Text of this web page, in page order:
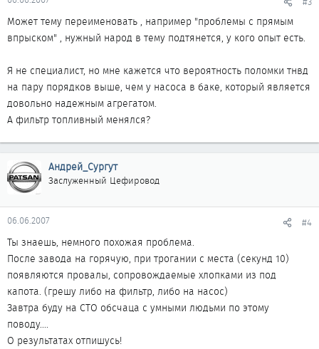
Может тему переименовать , например "проблемы с прямым
впрыском" , нужный народ в тему подтянется, у кого опыт есть.
Я не специалист, но мне кажется что вероятность поломки тнвд
на пару порядков выше, чем у насоса в баке, который является
довольно надежным агрегатом.
А фильтр топливный менялся?
Андрей_Сургут
Заслуженный Цефировод
06.06.2007 #4
Ты знаешь, немного похожая проблема.
После завода на горячую, при трогании с места (секунд 10)
появляются провалы, сопровождаемые хлопками из под
капота. (грешу либо на фильтр, либо на насос)
Завтра буду на СТО обсчаца с умными людьми по этому
поводу....
О результатах отпишусь!